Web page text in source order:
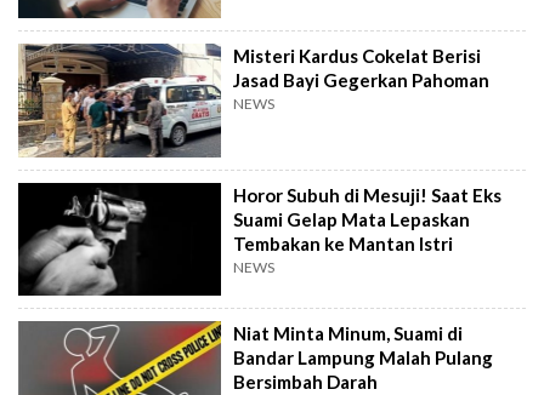
Misteri Kardus Cokelat Berisi
Jasad Bayi Gegerkan Pahoman
NEWS
Horor Subuh di Mesuji! Saat Eks
Suami Gelap Mata Lepaskan
Tembakan ke Mantan Istri
NEWS
Niat Minta Minum, Suami di
Bandar Lampung Malah Pulang
Bersimbah Darah